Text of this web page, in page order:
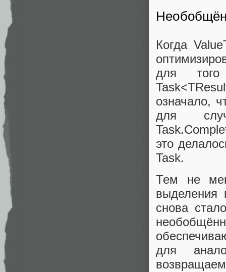
Когда
для того
означало,
для
это
Task.
Тем не
выделения
снова
для